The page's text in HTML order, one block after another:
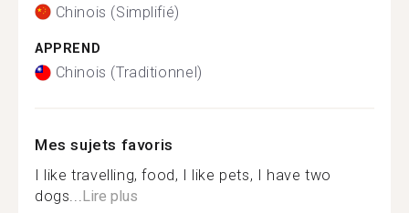
Chinois (Simplifié)
APPREND
Chinois (Traditionnel)
Mes sujets favoris
I like travelling, food, I like pets, I have two
dogs...Lire plus